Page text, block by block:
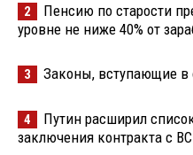
2
Пенсию по старости
уровне не ниже 40% от
3 Законы, вступающие в
4
Путин расширил
заключения контракта с